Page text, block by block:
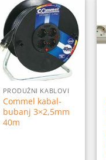
Dodaj
listu
želja
PRODUŽNI KABLOVI
Commel kabal-
bubanj 3×2,5mm
40m